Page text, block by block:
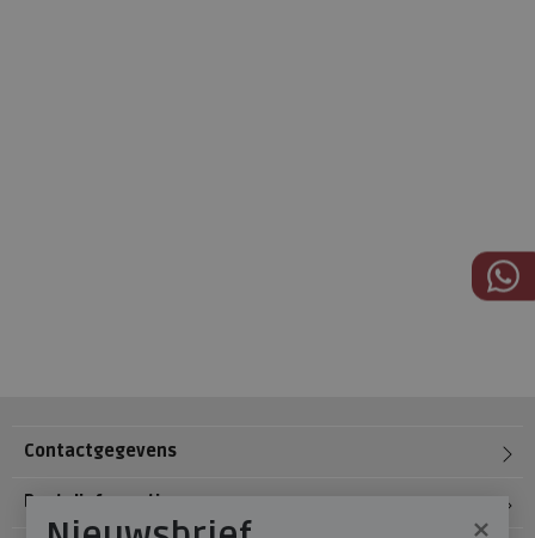
Contactgegevens
Bestelinformatie
×